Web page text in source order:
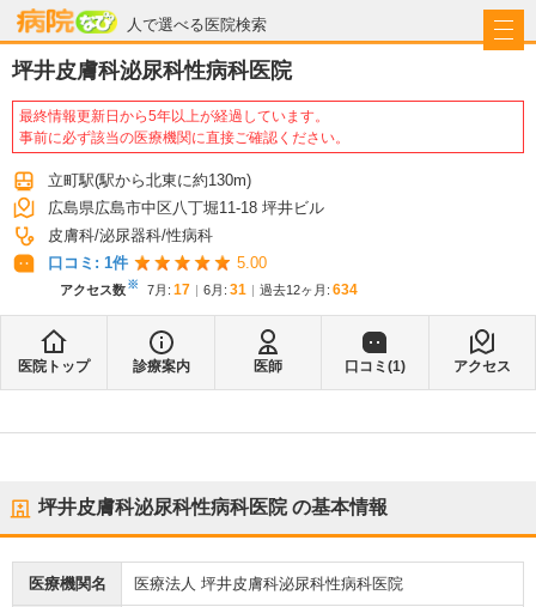
人で選べる医院検索
病院なび
坪井皮膚科泌尿科性病科医院
最終情報更新日から5年以上が経過しています。
事前に必ず該当の医療機関に直接ご確認ください。
立町駅(駅から北東に約130m)
広島県広島市中区八丁堀11-18 坪井ビル
皮膚科 泌尿器科 性病科
口コミ: 1件 5.00
アクセス数※ 7月 : 17 6月 : 31 過去12ヶ月: 634
医院トップ 診療案内 医師 口コミ(1) アクセス
坪井皮膚科泌尿科性病科医院の基本情報
医療機関名 医療法人 坪井皮膚科泌尿科性病科医院